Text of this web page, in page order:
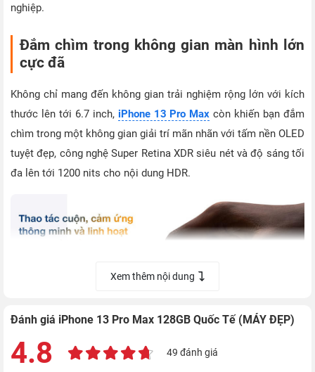
nghiệp.
Đắm chìm trong không gian màn hình lớn
cực đã
Không chỉ mang đến không gian trải nghiệm rộng lớn với kích
thước lên tới 6.7 inch, iPhone 13 Pro Max còn khiến bạn đắm
chìm trong một không gian giải trí mãn nhãn với tấm nền OLED
tuyệt đẹp, công nghệ Super Retina XDR siêu nét và độ sáng tối
đa lên tới 1200 nits cho nội dung HDR.
Xem thêm nội dung
Đánh giá iPhone 13 Pro Max 128GB Quốc Tế (MÁY ĐẸP)
4.8 49 đánh giá